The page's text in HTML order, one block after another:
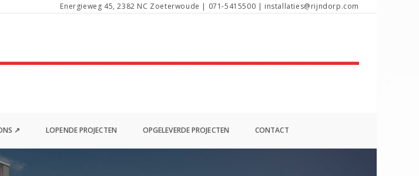
Energieweg 45, 2382 NC Zoeterwoude | 071-5415500 | installaties@rijndorp.com
↗ LOPENDE PROJECTEN OPGELEVERDE PROJECTEN CONTACT